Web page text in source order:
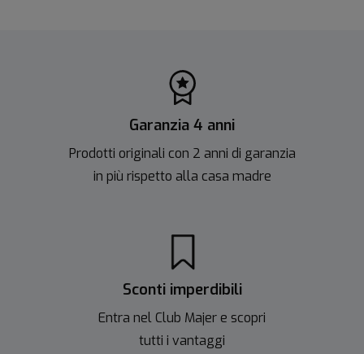
Garanzia 4 anni
Prodotti originali con 2 anni di garanzia
in più rispetto alla casa madre
Sconti imperdibili
Entra nel Club Majer e scopri
tutti i vantaggi